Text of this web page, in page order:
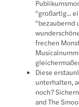
"großartig...
"bezaubernd
frechen
Diese
unterhalten,
noch?
and The